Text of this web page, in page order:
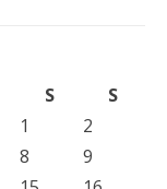
S
S
1
2
8
9